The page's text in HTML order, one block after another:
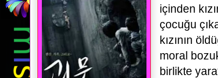
içinden
çocuğu
kızının
moral
birlikte